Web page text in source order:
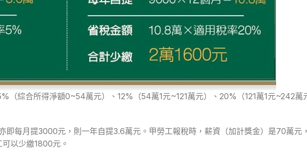
（綜合所得淨額0~54萬元）、12%（54萬1元~121萬元）、20%（121萬1元~242
即每月提3000元，則一年自提3.6萬元。甲勞工報稅時，薪資（加計獎金）是70萬元
以少繳1800元。